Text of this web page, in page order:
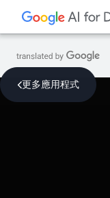
更多應用程式